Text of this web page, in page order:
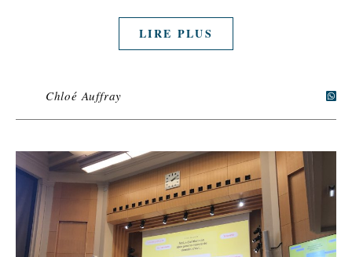
LIRE PLUS
Chloé Auffray